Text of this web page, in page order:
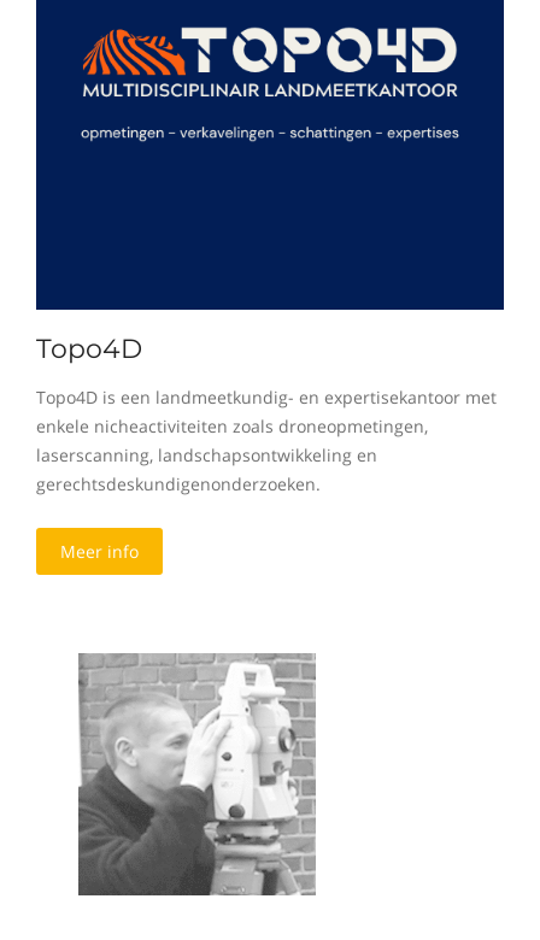
Topo4D
Topo4D is een landmeetkundig- en expertisekantoor met
enkele nicheactiviteiten zoals droneopmetingen,
laserscanning, landschapsontwikkeling en
gerechtsdeskundigenonderzoeken.
Meer info